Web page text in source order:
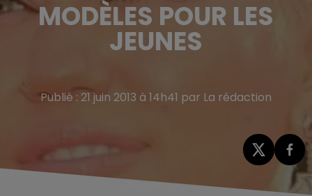
MODÈLES POUR LES
JEUNES
Publié : 21 juin 2013 à 14h41 par La rédaction